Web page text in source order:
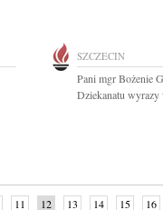
SZCZECIN
Pani mgr Bożenie
Dziekanatu wyrazy
11 12 13 14 15 16